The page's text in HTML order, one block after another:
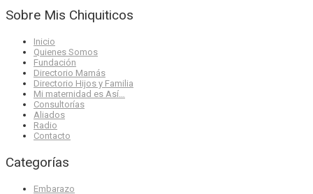
Sobre Mis Chiquiticos
Inicio
Quienes Somos
Fundación
Directorio Mamás
Directorio Hijos y Familia
Mi maternidad es Así…
Consultorías
Aliados
Radio
Contacto
Categorías
Embarazo